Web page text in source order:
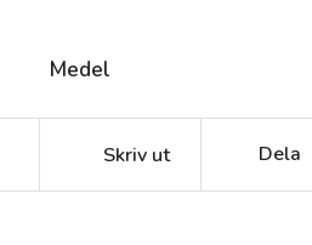
Medel
Skriv ut Dela